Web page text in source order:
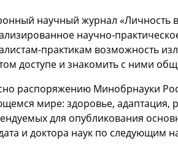
научный журнал «Личность
научно-
практикам возможность
доступе и знакомить с ними
распоряжению Минобрнауки
мире: здоровье, адаптация,
для опубликования
и доктора наук по следующим